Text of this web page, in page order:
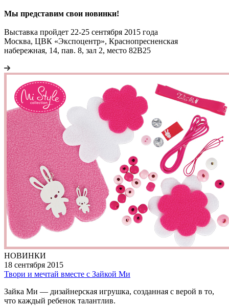
Мы представим свои новинки!
Выставка пройдет 22‑25 сентября 2015 года
Москва, ЦВК «Экспоцентр», Краснопресненская
набережная, 14, пав. 8, зал 2, место 82В25
НОВИНКИ
18 сентября 2015
Твори и мечтай вместе с Зайкой Ми
Зайка Ми — дизайнерская игрушка, созданная с верой в то,
что каждый ребенок талантлив.